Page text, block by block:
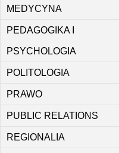
MEDYCYNA
PEDAGOGIKA I
PSYCHOLOGIA
POLITOLOGIA
PRAWO
PUBLIC RELATIONS
REGIONALIA